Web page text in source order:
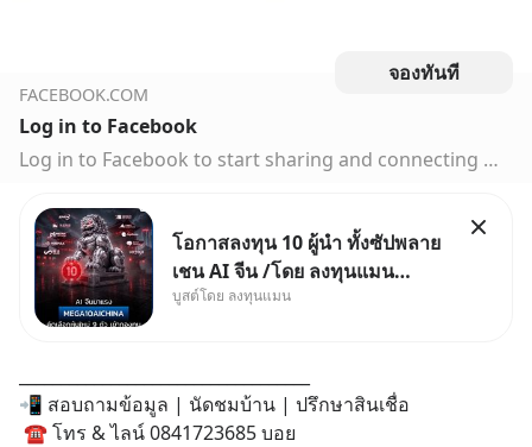
จองทันที
FACEBOOK.COM
Log in to Facebook
Log in to Facebook to start sharing and connecting with your friends, family and people you know.
โอกาสลงทุน 10 ผู้นำ ทั้งซัปพลาย
เชน AI จีน /โดย ลงทุนแมน
✅ลงทุนตรง คัด 10 ผู้นำเน้น ๆ ใน
ผู้นำ AI จีน ตั้งแต่โรงงานผลิตชิป
หน่วยความจำ โมเดล
บูสต์โดย ลงทุนแมน
📲 สอบถามข้อมูล | นัดชมบ้าน | ปรึกษาสินเชื่อ
☎️ โทร & ไลน์ 0841723685 บอย